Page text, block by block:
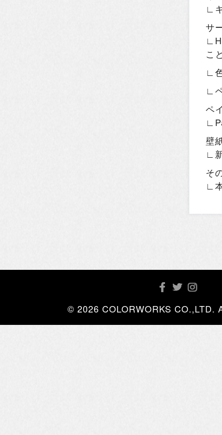
∟
サ
こ
∟
∟
ペ
壁
∟
そ
∟
© 2026 COLORWORKS CO.,LTD.